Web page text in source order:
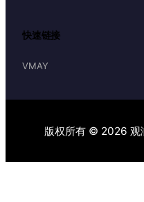
快速链接
VMAY
版权所有 © 2026 观